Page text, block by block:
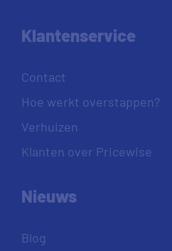
Klantenservice
Contact
Hoe werkt overstappen?
Verhuizen
Klanten over Pricewise
Nieuws
Blog